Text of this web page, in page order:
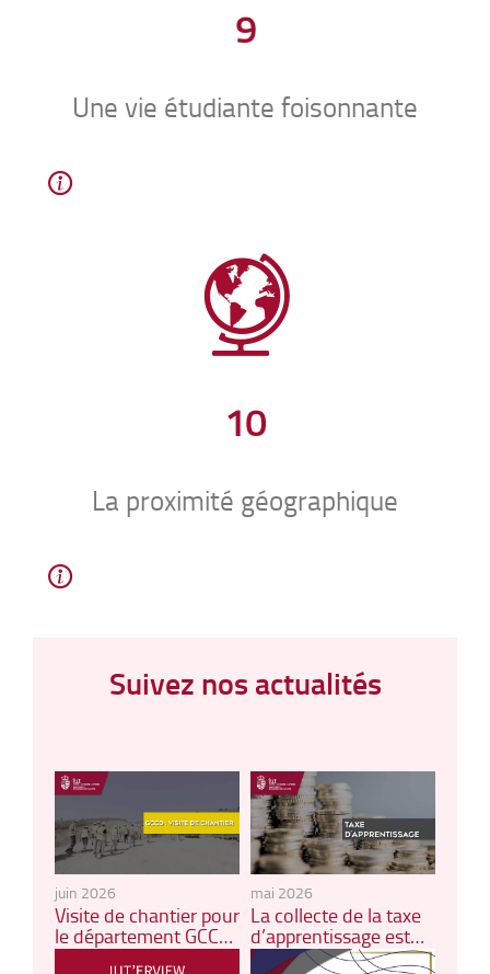
9
Une vie étudiante foisonnante
10
La proximité géographique
Suivez nos actualités
juin 2026
Visite de chantier pour
le département GCCD
!
mai 2026
La collecte de la taxe
d’apprentissage est
ouverte !